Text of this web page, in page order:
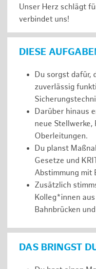
Unser Herz schlägt
verbindet uns!
DIESE
Du sorgst dafür,
zuverlässig
Darüber hinaus
neue Stellwerke,
Oberleitungen.
Du planst
Gesetze und
Abstimmung mit
Zusätzlich
Kolleg*innen
Bahnbrücken
DAS BRINGST